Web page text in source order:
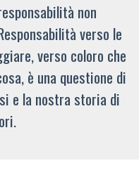
non
verso le
verso coloro che
è una questione di
e la nostra storia di